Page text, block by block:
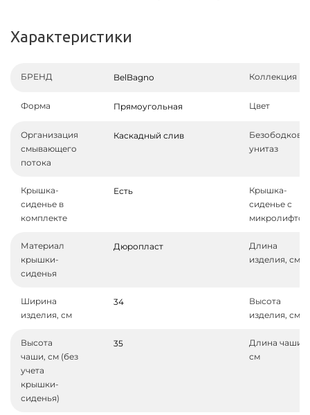
Характеристики
БРЕНД BelBagno Коллекция
Форма Прямоугольная Цвет
Организация
смывающего
потока
Каскадный слив
унитаз
Крышка-
сиденье в
комплекте
Есть
Крышка-
сиденье с
микролифтом
Материал
крышки-
сиденья
Дюропласт
Длина
изделия, см
Ширина
изделия, см
34
Высота
изделия, см
Высота
чаши, см (без
учета
крышки-
сиденья)
35
Длина чаши,
см